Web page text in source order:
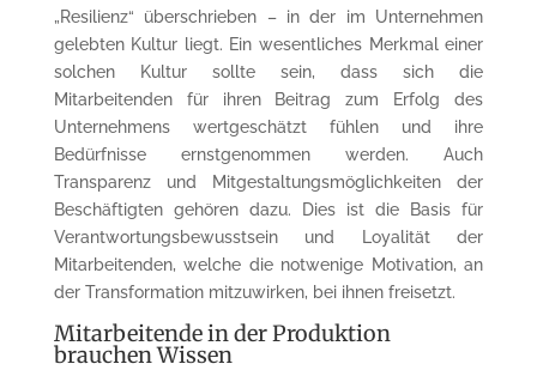
„Resilienz“ überschrieben – in der im Unternehmen
gelebten Kultur liegt. Ein wesentliches Merkmal einer
solchen Kultur sollte sein, dass sich die
Mitarbeitenden für ihren Beitrag zum Erfolg des
Unternehmens wertgeschätzt fühlen und ihre
Bedürfnisse ernstgenommen werden. Auch
Transparenz und Mitgestaltungsmöglichkeiten der
Beschäftigten gehören dazu. Dies ist die Basis für
Verantwortungsbewusstsein und Loyalität der
Mitarbeitenden, welche die notwenige Motivation, an
der Transformation mitzuwirken, bei ihnen freisetzt.
Mitarbeitende in der Produktion
brauchen Wissen